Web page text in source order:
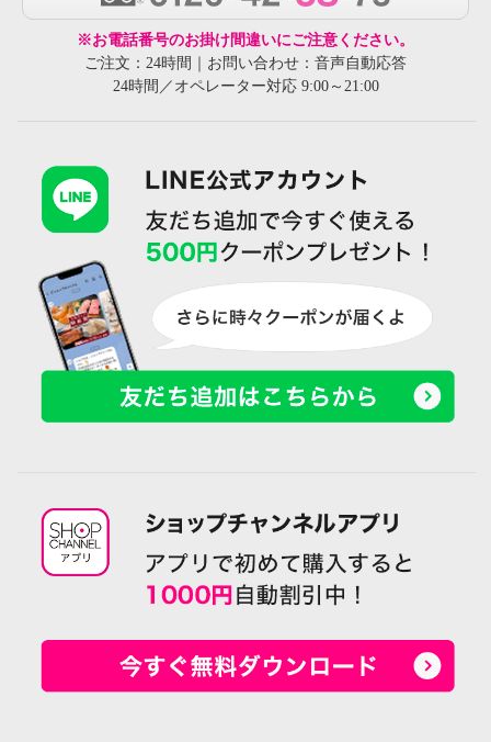
※お電話番号のお掛け間違いにご注意ください。
ご注文：24時間｜お問い合わせ：音声自動応答
24時間／オペレーター対応 9:00～21:00